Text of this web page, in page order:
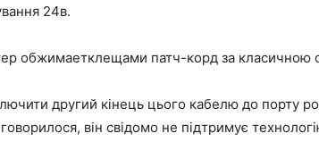
24в.
обжимаетклещами патч-корд за класичною
другий кінець цього кабелю до порту
він свідомо не підтримує